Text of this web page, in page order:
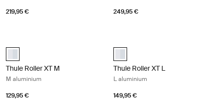
219,95 € 249,95 €
aluminium (selected)
Thule Roller XT M
M aluminium
129,95 €
aluminium (selected)
Thule Roller XT L
L aluminium
149,95 €